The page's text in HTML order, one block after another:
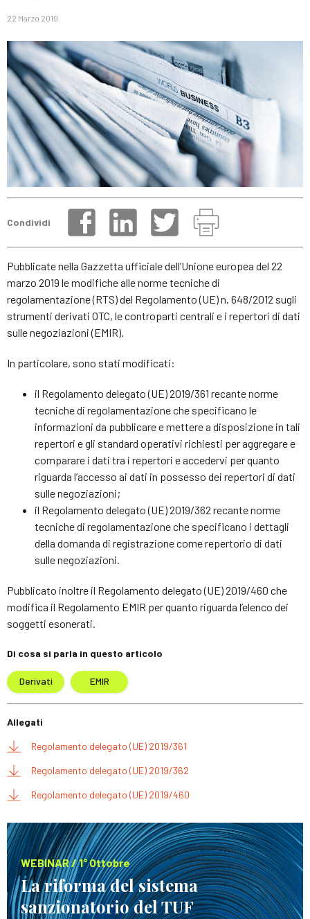
22 Marzo 2019
Condividi
Pubblicate nella Gazzetta ufficiale dell’Unione europea del 22
marzo 2019 le modifiche alle norme tecniche di
regolamentazione (RTS) del Regolamento (UE) n. 648/2012 sugli
strumenti derivati OTC, le controparti centrali e i repertori di dati
sulle negoziazioni (EMIR).
In particolare, sono stati modificati:
il Regolamento delegato (UE) 2019/361 recante norme
tecniche di regolamentazione che specificano le
informazioni da pubblicare e mettere a disposizione in tali
repertori e gli standard operativi richiesti per aggregare e
comparare i dati tra i repertori e accedervi per quanto
riguarda l’accesso ai dati in possesso dei repertori di dati
sulle negoziazioni;
il Regolamento delegato (UE) 2019/362 recante norme
tecniche di regolamentazione che specificano i dettagli
della domanda di registrazione come repertorio di dati
sulle negoziazioni.
Pubblicato inoltre il Regolamento delegato (UE) 2019/460 che
modifica il Regolamento EMIR per quanto riguarda l’elenco dei
soggetti esonerati.
Di cosa si parla in questo articolo
Derivati EMIR
Allegati
Regolamento delegato (UE) 2019/361
Regolamento delegato (UE) 2019/362
Regolamento delegato (UE) 2019/460
WEBINAR / 1° Ottobre
La riforma del sistema
sanzionatorio del TUF